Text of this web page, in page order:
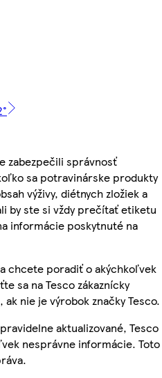
zabezpečili správnosť
sa potravinárske produkty
výživy, diétnych zložiek a
by ste si vždy prečítať etiketu
informácie poskytnuté na
chcete poradiť o akýchkoľvek
sa na Tesco zákaznícky
nie je výrobok značky Tesco.
aktualizované, Tesco
nesprávne informácie. Toto